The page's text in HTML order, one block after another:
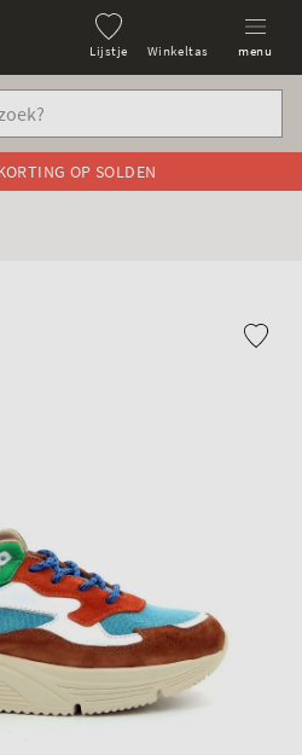
Lijstje Winkeltas menu
OP SOLDEN